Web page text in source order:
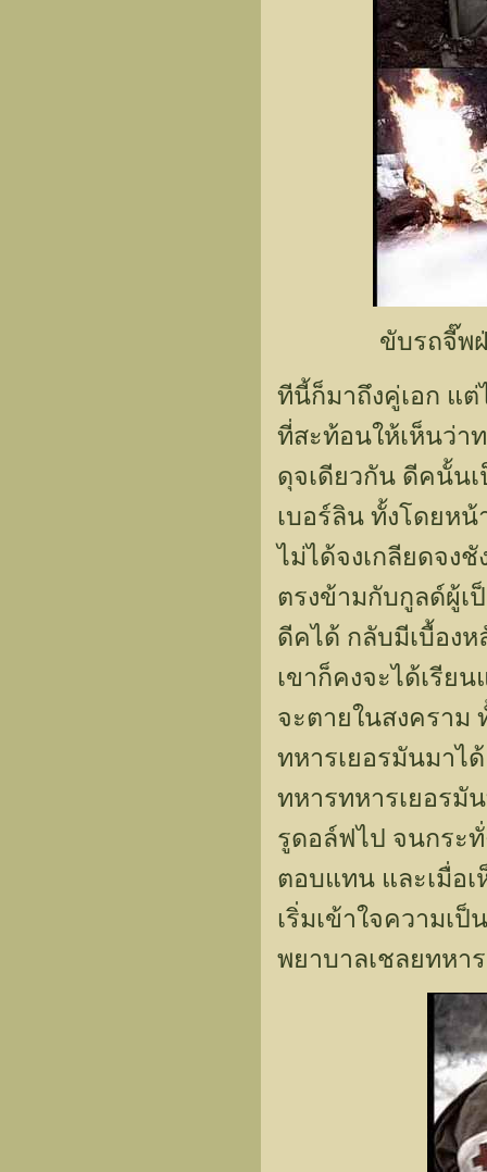
ขับรถจี๊พ
ทีนี้ก็มาถึงคู่เอก แ
ที่สะท้อนให้เห็นว่า
ดุจเดียวกัน ดีคนั้น
เบอร์ลิน ทั้งโดยห
ไม่ได้จงเกลียดจง
ตรงข้ามกับกูลด์ผู้เ
ดีคได้ กลับมีเบื้องห
เขาก็คงจะได้เรีย
จะตายในสงคราม
ทหารเยอรมันมาไ
ทหารทหารเยอรมั
รูดอล์ฟไป จนกระ
ตอบแทน และเมื่อ
เริ่มเข้าใจความเ
พยาบาลเชลยทหา